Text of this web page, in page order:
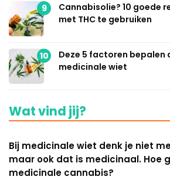
9
Cannabisolie? 10 goede
met THC te gebruiken
10
Deze 5 factoren bepalen
medicinale wiet
Wat vind jij?
Bij medicinale wiet denk je niet
maar ook dat is medicinaal. Hoe
medicinale cannabis?